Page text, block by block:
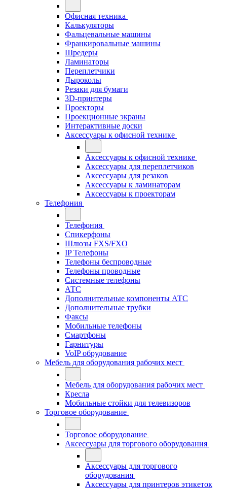
Офисная техника
Калькуляторы
Фальцевальные машины
Франкировальные машины
Шредеры
Ламинаторы
Переплетчики
Дыроколы
Резаки для бумаги
3D-принтеры
Проекторы
Проекционные экраны
Интерактивные доски
Аксессуары к офисной технике
Аксессуары к офисной технике
Аксессуары для переплетчиков
Аксессуары для резаков
Аксессуары к ламинаторам
Аксессуары к проекторам
Телефония
Телефония
Спикерфоны
Шлюзы FXS/FXO
IP Телефоны
Телефоны беспроводные
Телефоны проводные
Системные телефоны
АТС
Дополнительные компоненты АТС
Дополнительные трубки
Факсы
Мобильные телефоны
Смартфоны
Гарнитуры
VoIP обрудование
Мебель для оборудования рабочих мест
Мебель для оборудования рабочих мест
Кресла
Мобильные стойки для телевизоров
Торговое оборудование
Торговое оборудование
Аксессуары для торгового оборудования
Аксессуары для торгового
оборудования
Аксессуары для принтеров этикеток